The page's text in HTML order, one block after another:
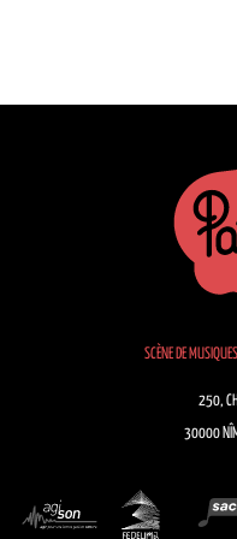
SCÈNE DE
250,
30000